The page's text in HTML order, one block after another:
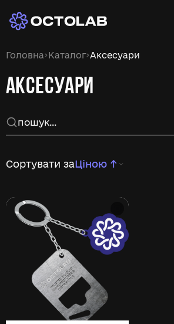
Головна›Каталог›Аксесуари
АКСЕСУАРИ
Сортувати заЦіною ↑